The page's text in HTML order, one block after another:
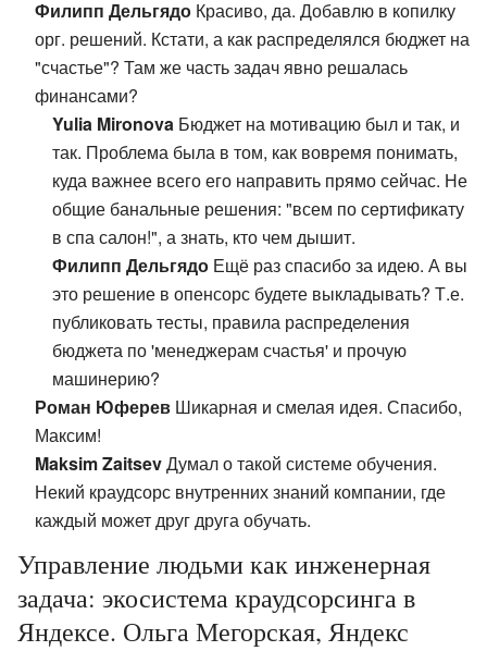
Филипп Дельгядо Красиво, да. Добавлю в копилку
орг. решений. Кстати, а как распределялся бюджет на
"счастье"? Там же часть задач явно решалась
финансами?
Yulia Mironova Бюджет на мотивацию был и так, и
так. Проблема была в том, как вовремя понимать,
куда важнее всего его направить прямо сейчас. Не
общие банальные решения: "всем по сертификату
в спа салон!", а знать, кто чем дышит.
Филипп Дельгядо Ещё раз спасибо за идею. А вы
это решение в опенсорс будете выкладывать? Т.е.
публиковать тесты, правила распределения
бюджета по 'менеджерам счастья' и прочую
машинерию?
Роман Юферев Шикарная и смелая идея. Спасибо,
Максим!
Maksim ZaitsevДумал о такой системе обучения.
Некий краудсорс внутренних знаний компании, где
каждый может друг друга обучать.
Управление людьми как инженерная
задача: экосистема краудсорсинга в
Яндексе. Ольга Мегорская, Яндекс